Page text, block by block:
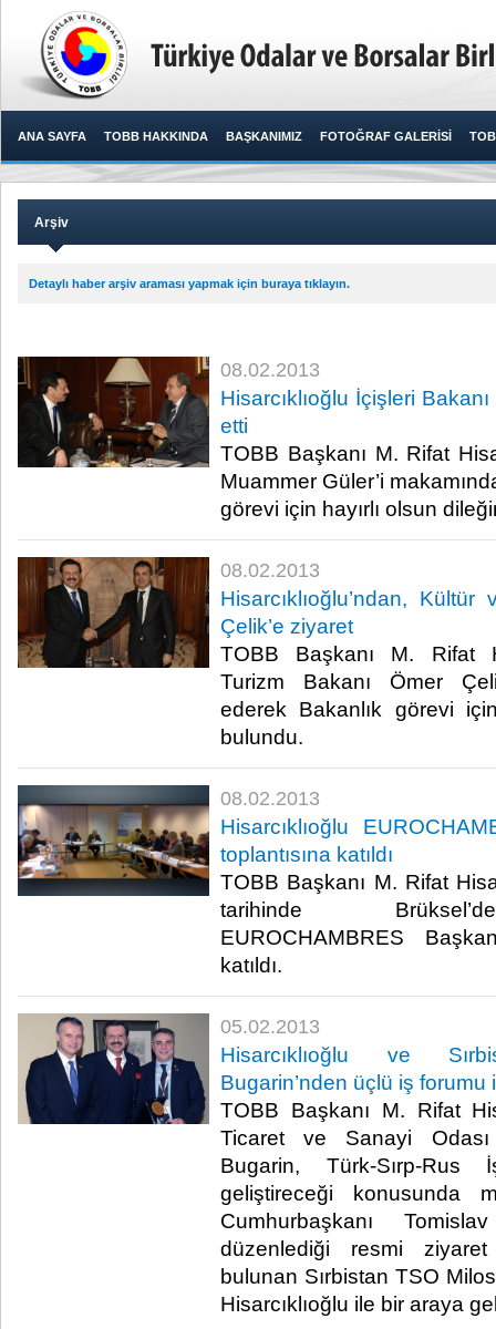
ANA SAYFA TOBB HAKKINDA BAŞKANIMIZ FOTOĞRAF GALERİSİ
Arşiv
Detaylı haber arşiv araması yapmak için buraya tıklayın.
08.02.2013
Hisarcıklıoğlu İçişleri
etti
TOBB Başkanı M. Rifat
Muammer Güler’i
görevi için hayırlı olsun
08.02.2013
Hisarcıklıoğlu’ndan,
Çelik’e ziyaret
TOBB Başkanı M. Rifat
Turizm Bakanı Ömer
ederek Bakanlık görevi
bulundu.​ ​
08.02.2013
Hisarcıklıoğlu
toplantısına katıldı
TOBB Başkanı M. Rifat
tarihinde
EUROCHAMBRES
katıldı.​ ​
05.02.2013
Hisarcıklıoğlu ve
Bugarin’nden üçlü iş forumu
TOBB Başkanı M. Rifat
Ticaret ve Sanayi
Bugarin, Türk-Sırp-Rus
geliştireceği konusunda
Cumhurbaşkanı
düzenlediği resmi ziyaret
bulunan Sırbistan TSO
Hisarcıklıoğlu ile bir araya